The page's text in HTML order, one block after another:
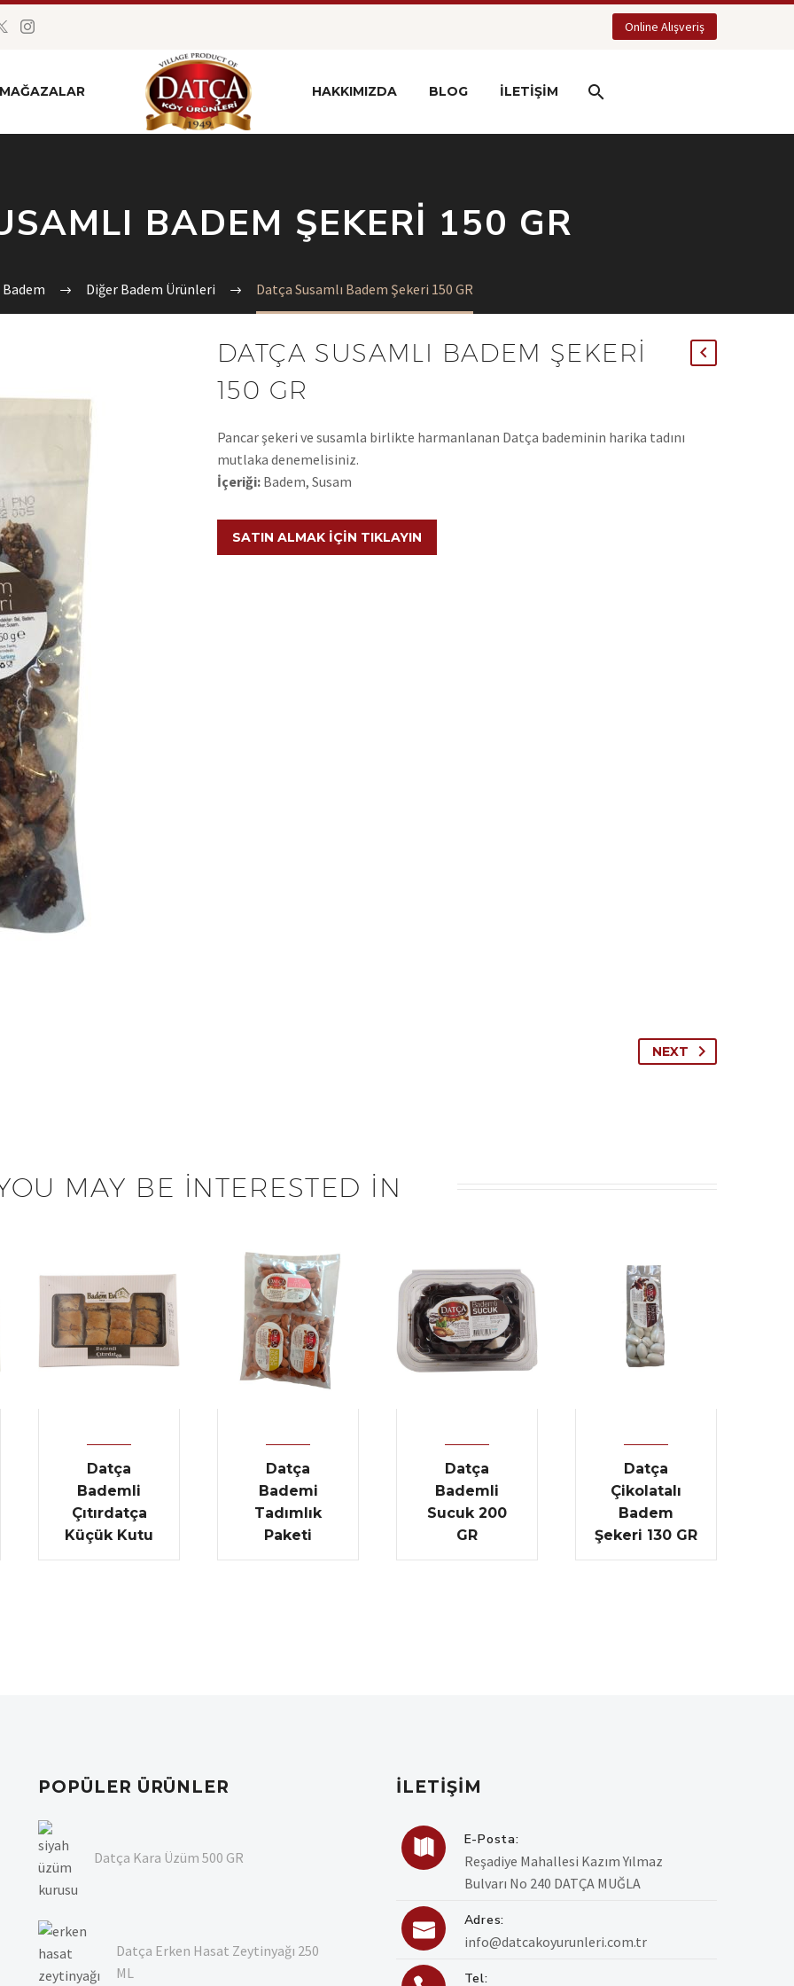
Online Alışveriş
MAĞAZALAR HAKKIMIZDA BLOG İLETIŞIM
BADEM ŞEKERI 150 GR
Badem Diğer Badem Ürünleri Datça Susamlı Badem Şekeri 150 GR
DATÇA SUSAMLI BADEM ŞEKERI
150 GR
Pancar şekeri ve susamla birlikte harmanlanan Datça bademinin harika tadını
mutlaka denemelisiniz.
İçeriği: Badem, Susam
SATIN ALMAK İÇIN TIKLAYIN
NEXT
MAY BE INTERESTED IN
Datça
Bademli
Çıtırdatça
Küçük Kutu
Datça
Bademi
Tadımlık
Paketi
Datça
Bademli
Sucuk 200
GR
Datça
Çikolatalı
Badem
Şekeri 130 GR
POPÜLER ÜRÜNLER
Datça Kara Üzüm 500 GR
Datça Erken Hasat Zeytinyağı 250
ML
İLETIŞIM
 E-Posta:
Reşadiye Mahallesi Kazım Yılmaz
Bulvarı No 240 DATÇA MUĞLA
 Adres:
info@datcakoyurunleri.com.tr
Tel: